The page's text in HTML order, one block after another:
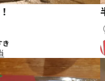
き